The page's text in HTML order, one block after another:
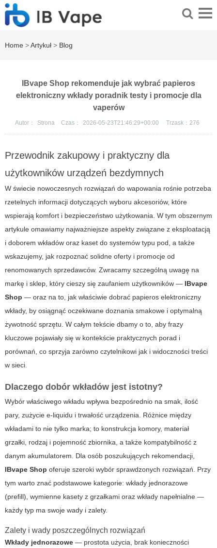
Home >Artykuł > Blog
IBvape Shop rekomenduje jak wybrać papieros
elektroniczny wkłady poradnik testy i promocje dla
vaperów
Autor： Strona Czas： 2026-05-23T21:46:29+00:00 Trzask： 276
Przewodnik zakupowy i praktyczny dla
użytkowników urządzeń bezdymnych
W świecie nowoczesnych rozwiązań do wapowania rośnie potrzeba
rzetelnych informacji dotyczących wyboru akcesoriów, które
wspierają komfort i bezpieczeństwo użytkowania. W tym obszernym
artykule omawiamy najważniejsze aspekty związane z eksploatacją
i doborem wkładów oraz kaset do systemów typu pod, a także
wskazujemy, jak rozpoznać solidne oferty i promocje od
renomowanych sprzedawców. Zwracamy szczególną uwagę na
markę i sklep, który cieszy się zaufaniem użytkowników — IBvape
Shop — oraz na to, jak właściwie dobrać papieros elektroniczny
wkłady, by osiągnąć oczekiwane doznania smakowe i optymalną
żywotność sprzętu. W całym tekście dbamy o to, aby frazy
kluczowe pojawiały się w kontekście praktycznych porad i
porównań, co sprzyja zarówno czytelnikowi jak i widoczności treści
w sieci.
Dlaczego dobór wkładów jest istotny?
Wybór właściwego wkładu wpływa bezpośrednio na smak, ilość
pary, zużycie e-liquidu i trwałość urządzenia. Różnice między
wkładami to nie tylko marka; to konstrukcja komory, materiał
grzałki, rodzaj i pojemność zbiornika, a także kompatybilność z
danym akumulatorem. Dla osób poszukujących rekomendacji,
IBvape Shop oferuje szeroki wybór sprawdzonych rozwiązań. Przy
tym warto znać podstawowe kategorie: wkłady jednorazowe
(prefill), wymienne kasety z grzałkami oraz wkłady napełnialne —
każdy typ ma swoje wady i zalety.
Zalety i wady poszczególnych rozwiązań
Wkłady jednorazowe — prostota użycia, brak konieczności